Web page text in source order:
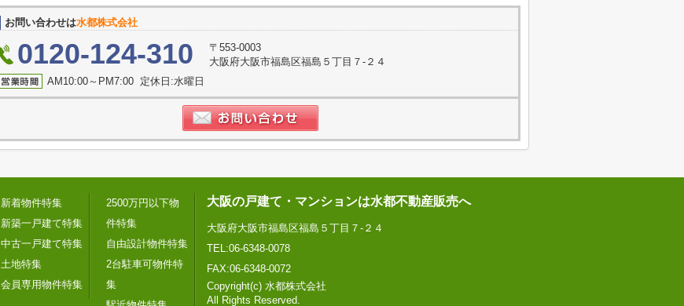
お問い合わせは水都株式会社
0120-124-310
〒553-0003
大阪府大阪市福島区福島５丁目７-２４
AM10:00～PM7:00 定休日:水曜日
新着物件特集
新築一戸建て特集
中古一戸建て特集
土地特集
会員専用物件特集
2500万円以下物
件特集
自由設計物件特集
2台駐車可物件特
集
大阪の戸建て・マンションは水都不動産販売へ
大阪府大阪市福島区福島５丁目７-２４
TEL:06-6348-0078
FAX:06-6348-0072
Copyright(c) 水都株式会社
All Rights Reserved.